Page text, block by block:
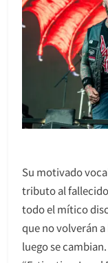
Su motivado
tributo al fallecido
todo el mítico
que no volverán
luego se